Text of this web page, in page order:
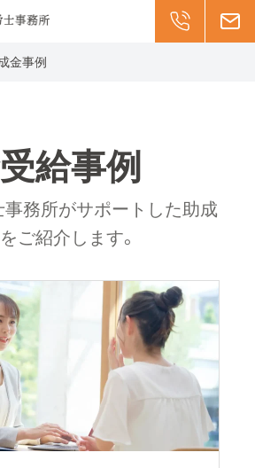
受付: 平日8:30-
011-299-メ
金事例
給事例
事務所がサポートした助成
ご紹介します。
職場環境改善等補助金を読む